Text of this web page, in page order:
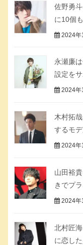
佐野勇
に10個
2024年
永瀬廉
設定を
2024年
木村拓
するモ
2024年
山田裕
きでプ
2024年
北村匠
に恋し